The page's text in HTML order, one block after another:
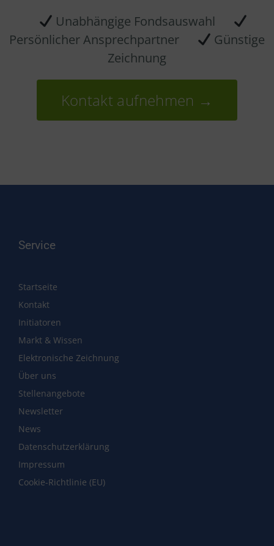
Unabhängige Fondsauswahl
Persönlicher Ansprechpartner
Günstige
Zeichnung
Kontakt aufnehmen →
Service
Startseite
Kontakt
Initiatoren
Markt & Wissen
Elektronische Zeichnung
Über uns
Stellenangebote
Newsletter
News
Datenschutzerklärung
Impressum
Cookie-Richtlinie (EU)